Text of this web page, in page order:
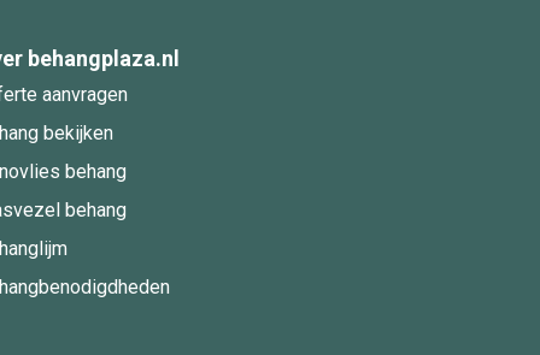
behangplaza.nl
aanvragen
bekijken
behang
behang